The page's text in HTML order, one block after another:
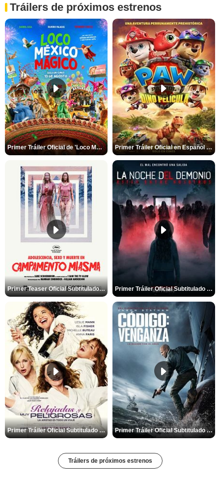
Tráilers de próximos estrenos
Primer Tráiler Oficial de 'Loco México Mágico' Primer Tráiler Oficial en Español de 'PAW Patrol La Dino Película'
Primer Teaser Oficial Subtitulado de 'Adolescencia, Sexo y Muerte en Campamento Miasma' Primer Tráiler Oficial Subtitulado de 'La Noche Del Demonio: Están Entre Nosotros'
Primer Tráiler Oficial Subtitulado de 'Relajadas y Muy Peligrosas' Primer Tráiler Oficial Subtitulado de 'Código: Venganza'
Tráilers de próximos estrenos